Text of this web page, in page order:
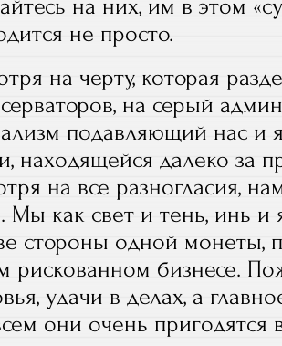
на них, им в этом
не просто.
на черту, которая
на серый
подавляющий нас и
находящейся далеко за
на все разногласия,
Мы как свет и тень, инь
стороны одной монеты,
рискованном бизнесе.
удачи в делах, а
они очень пригодятся